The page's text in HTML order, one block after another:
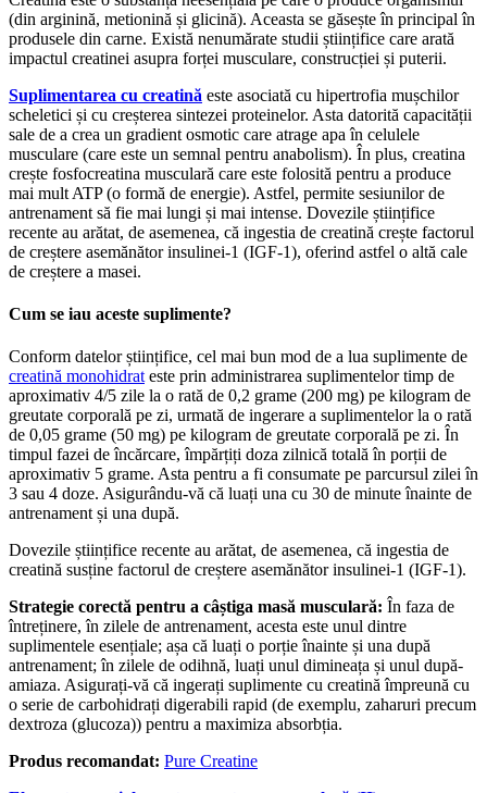
(din arginină, metionină și glicină). Aceasta se găsește în principal în
produsele din carne. Există nenumărate studii științifice care arată
impactul creatinei asupra forței musculare, construcției și puterii.
Suplimentarea cu creatină este asociată cu hipertrofia mușchilor
scheletici și cu creșterea sintezei proteinelor. Asta datorită capacității
sale de a crea un gradient osmotic care atrage apa în celulele
musculare (care este un semnal pentru anabolism). În plus, creatina
crește fosfocreatina musculară care este folosită pentru a produce
mai mult ATP (o formă de energie). Astfel, permite sesiunilor de
antrenament să fie mai lungi și mai intense. Dovezile științifice
recente au arătat, de asemenea, că ingestia de creatină crește factorul
de creștere asemănător insulinei-1 (IGF-1), oferind astfel o altă cale
de creștere a masei.
Cum se iau aceste suplimente?
Conform datelor științifice, cel mai bun mod de a lua suplimente de
creatină monohidrat este prin administrarea suplimentelor timp de
aproximativ 4/5 zile la o rată de 0,2 grame (200 mg) pe kilogram de
greutate corporală pe zi, urmată de ingerare a suplimentelor la o rată
de 0,05 grame (50 mg) pe kilogram de greutate corporală pe zi. În
timpul fazei de încărcare, împărțiți doza zilnică totală în porții de
aproximativ 5 grame. Asta pentru a fi consumate pe parcursul zilei în
3 sau 4 doze. Asigurându-vă că luați una cu 30 de minute înainte de
antrenament și una după.
Dovezile științifice recente au arătat, de asemenea, că ingestia de
creatină susține factorul de creștere asemănător insulinei-1 (IGF-1).
Strategie corectă pentru a câștiga masă musculară: În faza de
întreținere, în zilele de antrenament, acesta este unul dintre
suplimentele esențiale; așa că luați o porție înainte și una după
antrenament; în zilele de odihnă, luați unul dimineața și unul după-
amiaza. Asigurați-vă că ingerați suplimente cu creatină împreună cu
o serie de carbohidrați digerabili rapid (de exemplu, zaharuri precum
dextroza (glucoza)) pentru a maximiza absorbția.
Produs recomandat: Pure Creatine